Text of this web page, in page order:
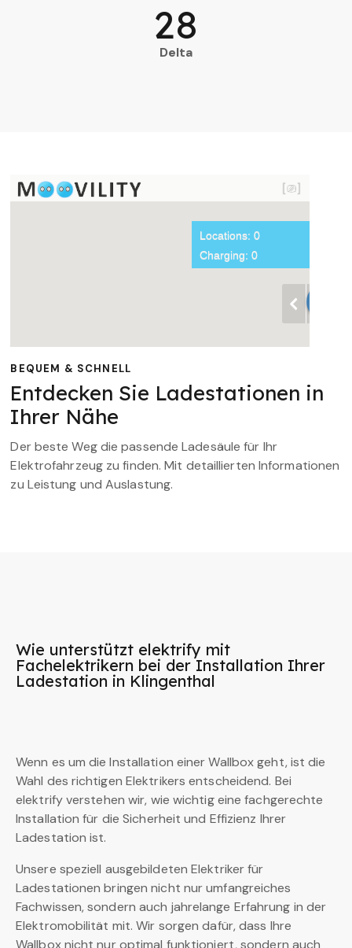
Delta
28
BEQUEM & SCHNELL
Entdecken Sie Ladestationen in
Ihrer Nähe
Der beste Weg die passende Ladesäule für Ihr
Elektrofahrzeug zu finden. Mit detaillierten Informationen
zu Leistung und Auslastung.
Wie unterstützt elektrify mit
Fachelektrikern bei der Installation Ihrer
Ladestation in Klingenthal
Wenn es um die Installation einer Wallbox geht, ist die
Wahl des richtigen Elektrikers entscheidend. Bei
elektrify verstehen wir, wie wichtig eine fachgerechte
Installation für die Sicherheit und Effizienz Ihrer
Ladestation ist.
Unsere speziell ausgebildeten Elektriker für
Ladestationen bringen nicht nur umfangreiches
Fachwissen, sondern auch jahrelange Erfahrung in der
Elektromobilität mit. Wir sorgen dafür, dass Ihre
Wallbox nicht nur optimal funktioniert, sondern auch